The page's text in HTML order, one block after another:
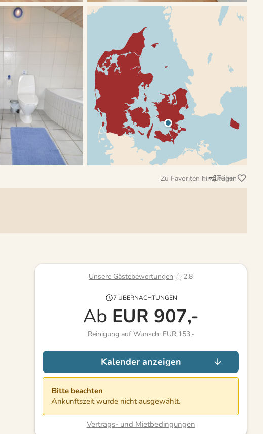
Zu Favoriten hinzufügen
Teilen
Unsere Gästebewertungen 2,8
7 ÜBERNACHTUNGEN
Ab EUR 907,-
Reinigung auf Wunsch: EUR 153,-
Kalender anzeigen
Bitte beachten
Ankunftszeit wurde nicht ausgewählt.
Vertrags- und Mietbedingungen